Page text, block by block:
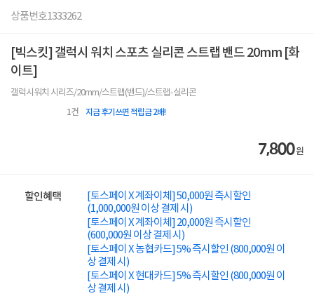
상품번호1333262
[빅스킷] 갤럭시 워치 스포츠 실리콘 스트랩 밴드 20mm [화
이트]
갤럭시워치 시리즈/20mm/스트랩(밴드)/스트랩-실리콘
1건 지금 후기쓰면 적립금 2배!
7,800원
할인혜택
[토스페이 X 계좌이체] 50,000원 즉시할인
(1,000,000원 이상 결제 시)
[토스페이 X 계좌이체] 20,000원 즉시할인
(600,000원 이상 결제 시)
[토스페이 X 농협카드] 5% 즉시할인 (800,000원 이
상 결제 시)
[토스페이 X 현대카드] 5% 즉시할인 (800,000원 이
상 결제 시)